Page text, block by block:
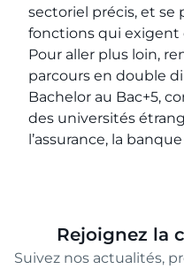
sectoriel précis, et se
fonctions qui
Pour aller plus loin,
parcours en double
Bachelor au Bac+5,
des universités
l’assurance, la
Rejoignez la
Suivez nos actualités,